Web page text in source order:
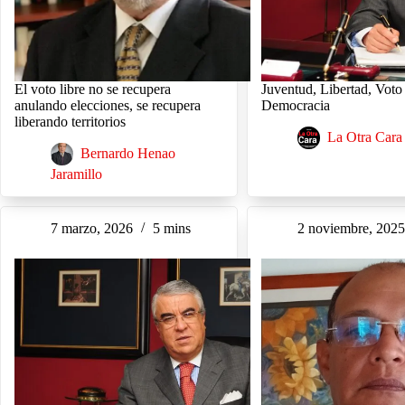
El voto libre no se recupera
anulando elecciones, se recupera
liberando territorios
Bernardo Henao
Jaramillo
Juventud, Libertad,
Democracia
La Otra Cara
7 marzo, 2026 5 mins 2 noviembre, 2025